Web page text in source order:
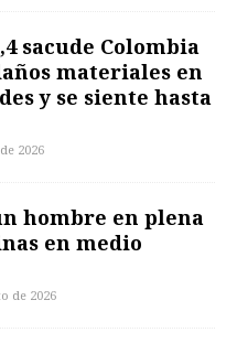
sacude Colombia
materiales en
y se siente hasta
2026
hombre en plena
en medio
de 2026